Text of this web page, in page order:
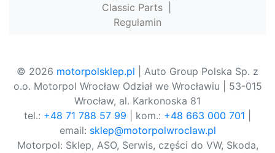
Classic Parts
Regulamin
© 2026 motorpolsklep.pl | Auto Group Polska Sp. z
o.o. Motorpol Wrocław Odział we Wrocławiu | 53-015
Wrocław, al. Karkonoska 81
tel.: +48 71 788 57 99 | kom.: +48 663 000 701
email: sklep@motorpolwroclaw.pl
Motorpol: Sklep, ASO, Serwis, części do VW, Skoda,